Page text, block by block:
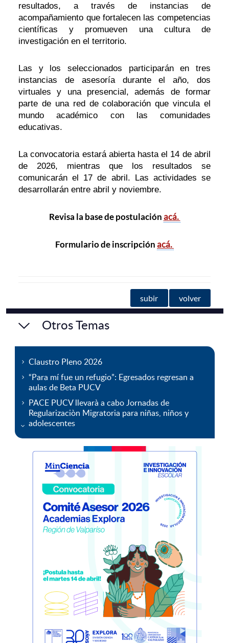
resultados, a través de instancias de
acompañamiento que fortalecen las competencias
científicas y promueven una cultura de
investigación en el territorio.
Las y los seleccionados participarán en tres
instancias de asesoría durante el año, dos
virtuales y una presencial, además de formar
parte de una red de colaboración que vincula el
mundo académico con las comunidades
educativas.
La convocatoria estará abierta hasta el 14 de abril
de 2026, mientras que los resultados se
comunicarán el 17 de abril. Las actividades se
desarrollarán entre abril y noviembre.
Revisa la base de postulaciónacá.
Formulario de inscripciónacá.
subir volver
Otros Temas
Claustro Pleno 2026
“Para mí fue un refugio”: Egresados regresan a
aulas de Beta PUCV
PACE PUCV llevarà a cabo Jornadas de
Regularizaciòn Migratoria para niñas, niños y
adolescentes